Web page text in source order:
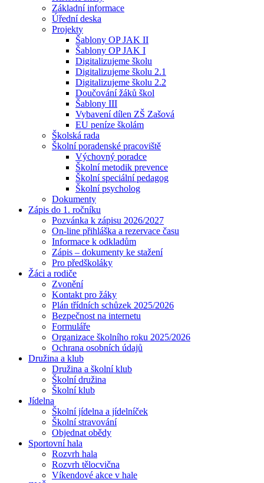
Základní informace
Úřední deska
Projekty
Šablony OP JAK II
Šablony OP JAK I
Digitalizujeme školu
Digitalizujeme školu 2.1
Digitalizujeme školu 2.2
Doučování žáků škol
Šablony III
Vybavení dílen ZŠ Zašová
EU peníze školám
Školská rada
Školní poradenské pracoviště
Výchovný poradce
Školní metodik prevence
Školní speciální pedagog
Školní psycholog
Dokumenty
Zápis do 1. ročníku
Pozvánka k zápisu 2026/2027
On-line přihláška a rezervace času
Informace k odkladům
Zápis – dokumenty ke stažení
Pro předškoláky
Žáci a rodiče
Zvonění
Kontakt pro žáky
Plán třídních schůzek 2025/2026
Bezpečnost na internetu
Formuláře
Organizace školního roku 2025/2026
Ochrana osobních údajů
Družina a klub
Družina a školní klub
Školní družina
Školní klub
Jídelna
Školní jídelna a jídelníček
Školní stravování
Objednat obědy
Sportovní hala
Rozvrh hala
Rozvrh tělocvična
Víkendové akce v hale